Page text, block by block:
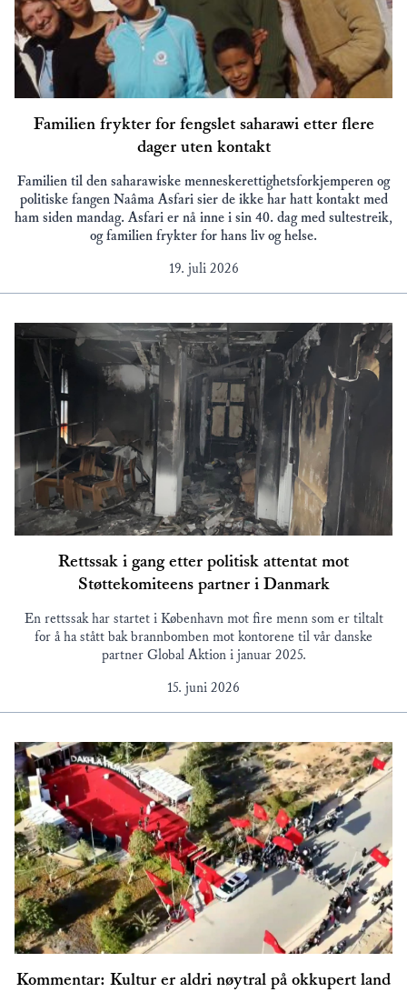
Familien frykter for fengslet saharawi etter flere
dager uten kontakt
Familien til den saharawiske menneskerettighetsforkjemperen og
politiske fangen Naâma Asfari sier de ikke har hatt kontakt med
ham siden mandag. Asfari er nå inne i sin 40. dag med sultestreik,
og familien frykter for hans liv og helse.
19. juli 2026
Rettssak i gang etter politisk attentat mot
Støttekomiteens partner i Danmark
En rettssak har startet i København mot fire menn som er tiltalt
for å ha stått bak brannbomben mot kontorene til vår danske
partner Global Aktion i januar 2025.
15. juni 2026
Kommentar: Kultur er aldri nøytral på okkupert land